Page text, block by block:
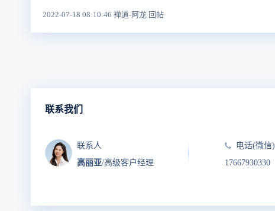
2022-07-18 08:10:46 禅道-阿龙 回帖
联系我们
联系人
高丽亚/高级客户经理
电话(微信)
17667930330